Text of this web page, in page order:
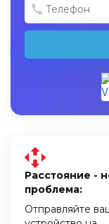
Расстояние -
проблема:
Отправляйте